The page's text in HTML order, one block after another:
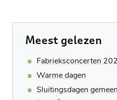
Meest gelezen
Fabrieksconcerten
Warme dagen
Sluitingsdagen